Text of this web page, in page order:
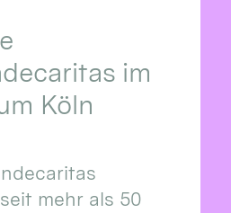
im
Köln
mehr als 50